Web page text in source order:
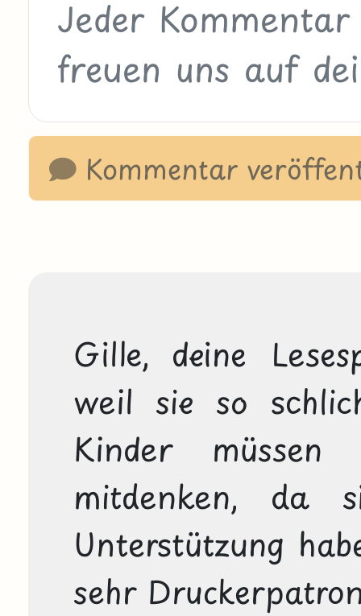
Kommentar
Gille, deine
weil sie so
Kinder
mitdenken, da
Unterstützung
sehr